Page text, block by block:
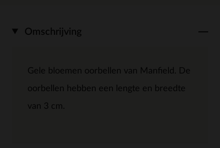
Omschrijving
Gele bloemen oorbellen van Manfield. De
oorbellen hebben een lengte en breedte
van 3 cm.